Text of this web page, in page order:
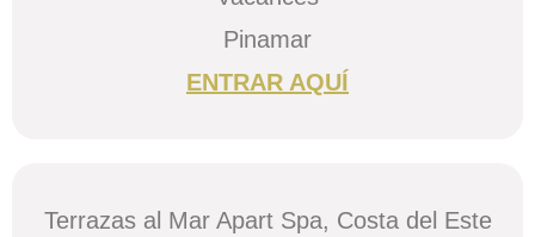
Pinamar
ENTRAR AQUÍ
Terrazas al Mar Apart Spa, Costa del Este